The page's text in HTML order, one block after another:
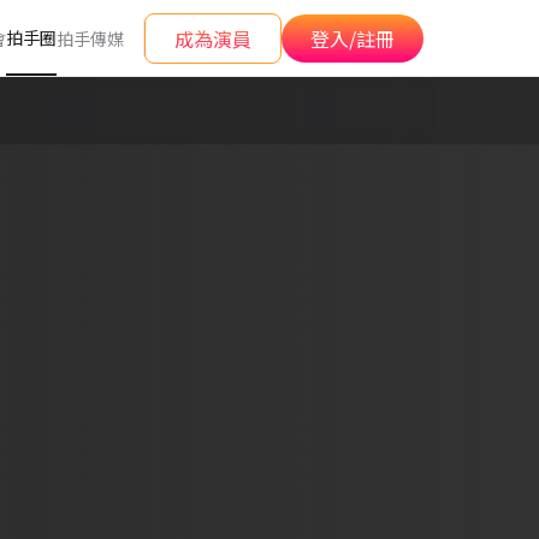
拍手圈拍手傳媒 成為演員 登入/註冊